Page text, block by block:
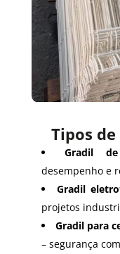
Tipos
Gradil
desempenho e
Gradil
projetos
Gradil para
– segurança